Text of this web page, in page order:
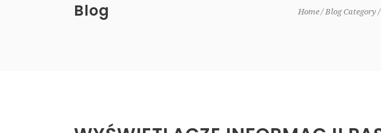
Blog Home Blog Category